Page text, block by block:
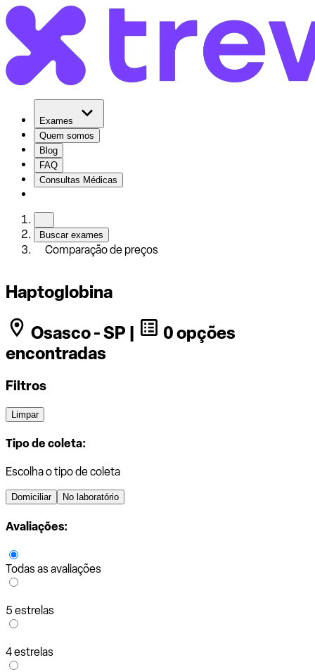
Exames
Quem somos
Blog
FAQ
Consultas Médicas
Buscar exames
Comparação de preços
Haptoglobina
Osasco - SP |
0 opções
encontradas
Filtros
Limpar
Tipo de coleta:
Escolha o tipo de coleta
Domiciliar No laboratório
Avaliações:
Todas as avaliações
5 estrelas
4 estrelas